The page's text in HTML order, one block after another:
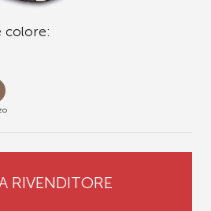
colore:
RIVENDITORE